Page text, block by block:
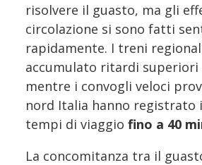
risolvere il guasto, ma gli
circolazione si sono fatti
rapidamente. I treni
accumulato ritardi superiori
mentre i convogli veloci
nord Italia hanno registrato
tempi di viaggio fino a 40
La concomitanza tra il